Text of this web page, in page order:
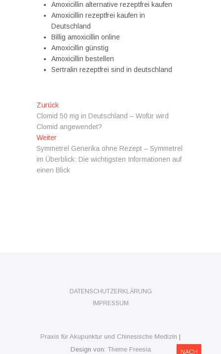
Amoxicillin alternative rezeptfrei kaufen
Amoxicillin rezeptfrei kaufen in
Deutschland
Billig amoxicillin online
Amoxicillin günstig
Amoxicillin bestellen
Sertralin rezeptfrei sind in deutschland
Beitragsnavigation
ZurückVorheriger
Beitrag:
Clomid 50 mg in Deutschland – Wofür wird
Clomid angewendet?
WeiterNächster
Beitrag:
Symmetrel Generika ohne Rezept – Symmetrel
im Überblick: Die wichtigsten Informationen auf
einen Blick
DATENSCHUTZERKLÄRUNG
IMPRESSUM
Praxis für Akupunktur und Chinesische Medizin |
Design von: Theme Freesia NACH